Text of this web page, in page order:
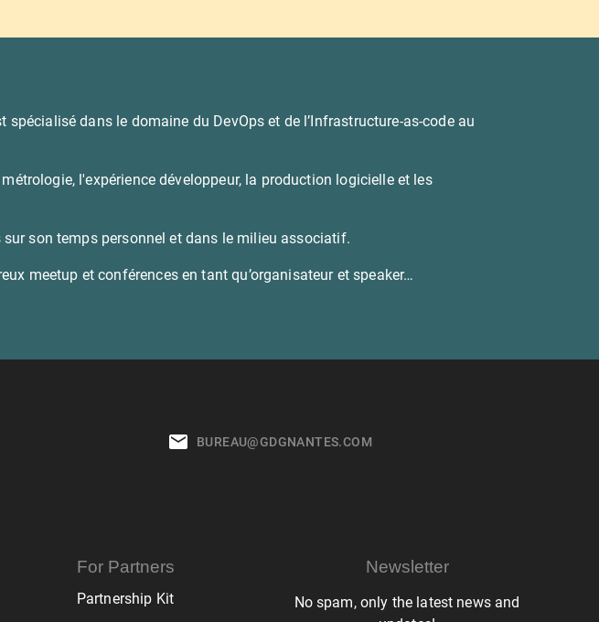
dans le domaine du DevOps et de l’Infrastructure-as-code au
l'expérience développeur, la production logicielle et les
son temps personnel et dans le milieu associatif.
meetup et conférences en tant qu’organisateur et speaker…
BUREAU@GDGNANTES.COM
For Partners
Partnership Kit
Newsletter
No spam, only the latest news and